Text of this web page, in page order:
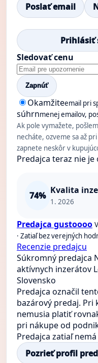
Poslať email
Prihlásiť
Sledovať cenu
Zapnúť
Okamžiteemail pri
súhrnmenej emailov,
Ak pole vymažete,
necháte, ozveme sa až
zapnete neskôr v
Predajca teraz nie je
74% Kvalita
1. 2026
Predajca gustoooo
· Zatiaľ bez verejných
Recenzie predajcu
Súkromný predajca
aktívnych inzerátov
Slovensko
Predajca označil
bazárový predaj.
nemusia platiť
pri nákupe od
Predajca zatiaľ
Pozrieť profil